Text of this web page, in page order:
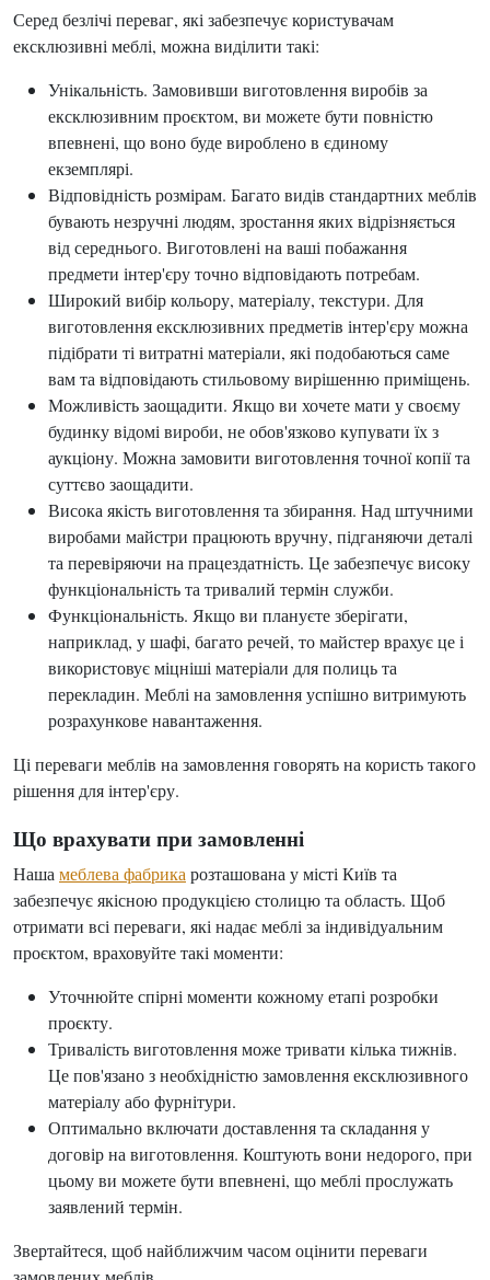
Серед безлічі переваг, які забезпечує користувачам
ексклюзивні меблі, можна виділити такі:
Унікальність. Замовивши виготовлення виробів за
ексклюзивним проєктом, ви можете бути повністю
впевнені, що воно буде вироблено в єдиному
екземплярі.
Відповідність розмірам. Багато видів стандартних меблів
бувають незручні людям, зростання яких відрізняється
від середнього. Виготовлені на ваші побажання
предмети інтер'єру точно відповідають потребам.
Широкий вибір кольору, матеріалу, текстури. Для
виготовлення ексклюзивних предметів інтер'єру можна
підібрати ті витратні матеріали, які подобаються саме
вам та відповідають стильовому вирішенню приміщень.
Можливість заощадити. Якщо ви хочете мати у своєму
будинку відомі вироби, не обов'язково купувати їх з
аукціону. Можна замовити виготовлення точної копії та
суттєво заощадити.
Висока якість виготовлення та збирання. Над штучними
виробами майстри працюють вручну, підганяючи деталі
та перевіряючи на працездатність. Це забезпечує високу
функціональність та тривалий термін служби.
Функціональність. Якщо ви плануєте зберігати,
наприклад, у шафі, багато речей, то майстер врахує це і
використовує міцніші матеріали для полиць та
перекладин. Меблі на замовлення успішно витримують
розрахункове навантаження.
Ці переваги меблів на замовлення говорять на користь такого
рішення для інтер'єру.
Що врахувати при замовленні
Наша меблева фабрика розташована у місті Київ та
забезпечує якісною продукцією столицю та область. Щоб
отримати всі переваги, які надає меблі за індивідуальним
проєктом, враховуйте такі моменти:
Уточнюйте спірні моменти кожному етапі розробки
проєкту.
Тривалість виготовлення може тривати кілька тижнів.
Це пов'язано з необхідністю замовлення ексклюзивного
матеріалу або фурнітури.
Оптимально включати доставлення та складання у
договір на виготовлення. Коштують вони недорого, при
цьому ви можете бути впевнені, що меблі прослужать
заявлений термін.
Звертайтеся, щоб найближчим часом оцінити переваги